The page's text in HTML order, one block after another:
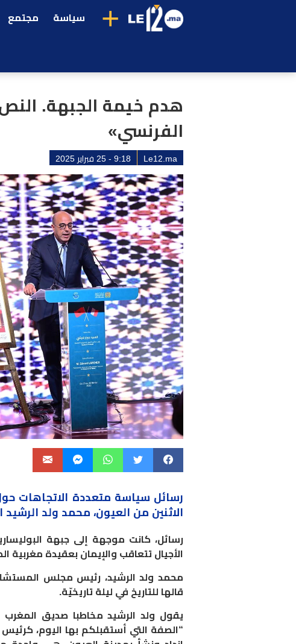
+ سياسة مجتمع
هدم خيمة الجبهة.
الفرنسي»
Le12.ma 9:18 - 25 فبراير 2025
رسائل سياسة متعددة الاتجاهات
الاثنين من العيون، محمد ولد
رسائل، كانت موجهة إلى جبهة
الأجيال تتعاقب والإيمان بعقيدة مغربية
محمد ولد الرشيد، رئيس مجلس
قالها للتاريخ في ليلة تاريخيّة.
يقول ولد الرشيد مخاطبا صديق
“الصفة التي أستقبلكم بها اليوم،